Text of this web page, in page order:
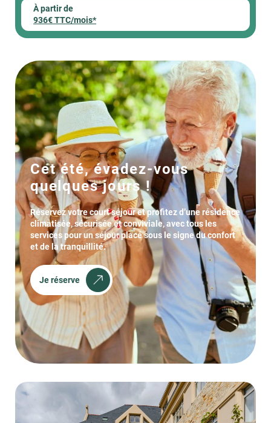
À partir de
936€ TTC/mois*
Cet été, évadez-vous
quelques jours !
Réservez votre court séjour et profitez d’une résidence
climatisée, sécurisée et conviviale, avec tous les
services pour un séjour placé sous le signe du confort
et de la tranquillité.
Je réserve